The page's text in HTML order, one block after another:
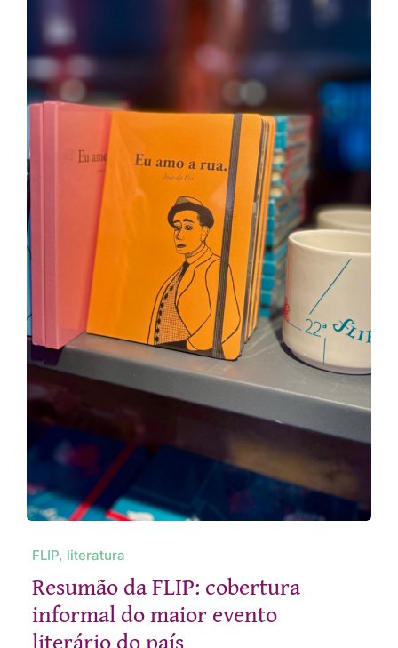
FLIP, literatura
Resumão da FLIP: cobertura
informal do maior evento